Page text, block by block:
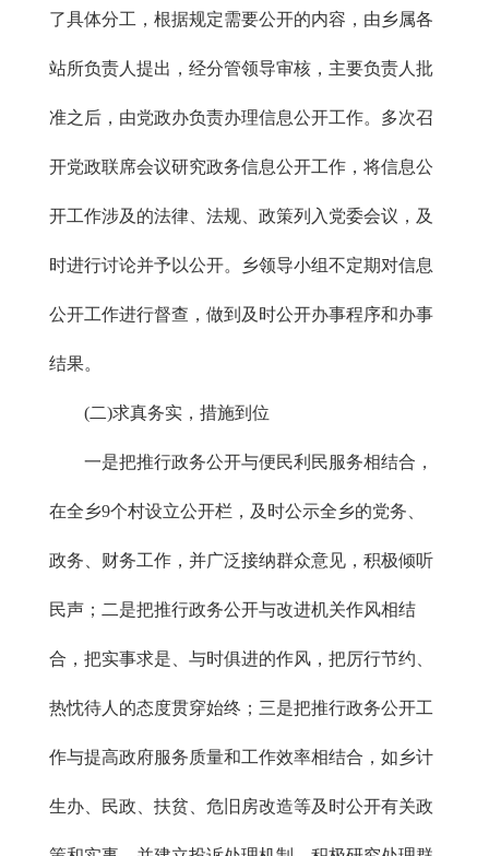
了具体分工，根据规定需要公开的内容，由乡属各
站所负责人提出，经分管领导审核，主要负责人批
准之后，由党政办负责办理信息公开工作。多次召
开党政联席会议研究政务信息公开工作，将信息公
开工作涉及的法律、法规、政策列入党委会议，及
时进行讨论并予以公开。乡领导小组不定期对信息
公开工作进行督查，做到及时公开办事程序和办事
结果。
(二)求真务实，措施到位
一是把推行政务公开与便民利民服务相结合，
在全乡9个村设立公开栏，及时公示全乡的党务、
政务、财务工作，并广泛接纳群众意见，积极倾听
民声；二是把推行政务公开与改进机关作风相结
合，把实事求是、与时俱进的作风，把厉行节约、
热忱待人的态度贯穿始终；三是把推行政务公开工
作与提高政府服务质量和工作效率相结合，如乡计
生办、民政、扶贫、危旧房改造等及时公开有关政